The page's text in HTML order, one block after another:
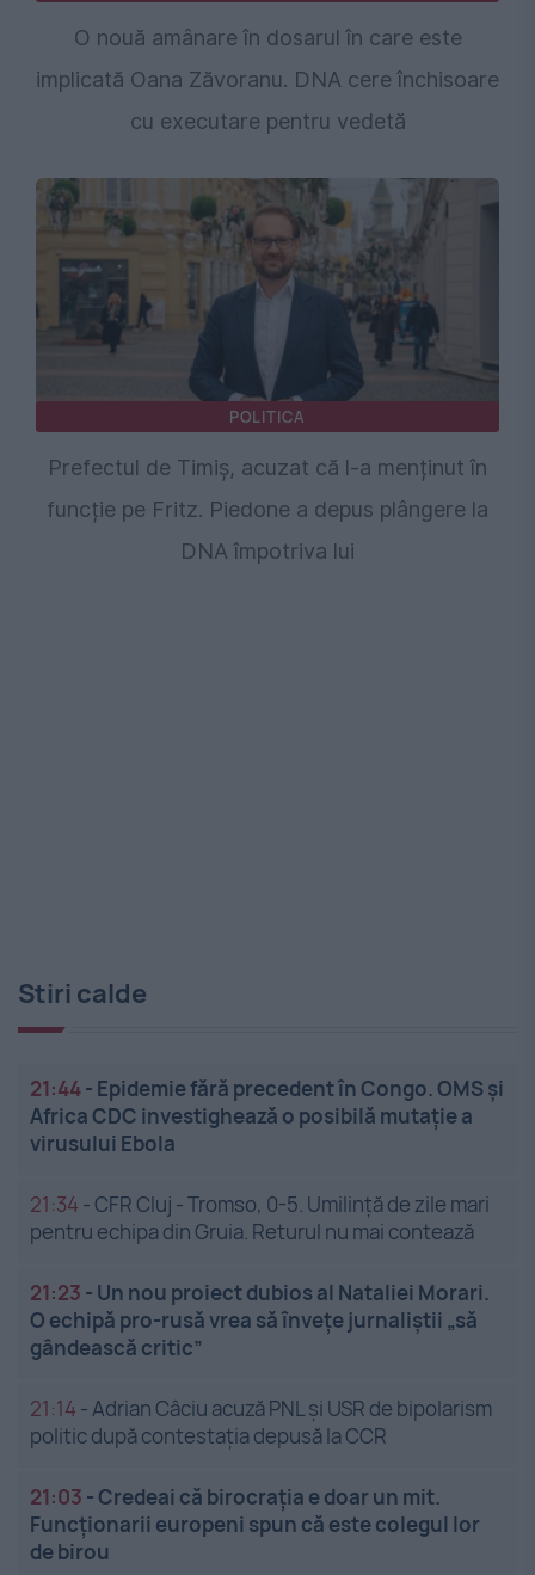
O nouă amânare în dosarul în care este
implicată Oana Zăvoranu. DNA cere închisoare
cu executare pentru vedetă
POLITICA
Prefectul de Timiș, acuzat că l-a menținut în
funcție pe Fritz. Piedone a depus plângere la
DNA împotriva lui
Stiri calde
21:44- Epidemie fără precedent în Congo. OMS și
Africa CDC investighează o posibilă mutație a
virusului Ebola
21:34 -CFR Cluj - Tromso, 0-5. Umilință de zile mari
pentru echipa din Gruia. Returul nu mai contează
21:23 - Un nou proiect dubios al Nataliei Morari.
O echipă pro-rusă vrea să înveţe jurnaliştii „să
gândească critic”
21:14 -Adrian Câciu acuză PNL și USR de bipolarism
politic după contestația depusă la CCR
21:03 -Credeai că birocrația e doar un mit.
Funcționarii europeni spun că este colegul lor
de birou